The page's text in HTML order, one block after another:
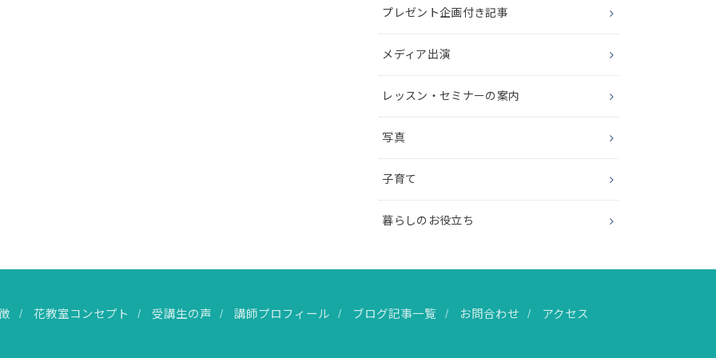
プレゼント企画付き記事
メディア出演
レッスン・セミナーの案内
写真
子育て
暮らしのお役立ち
花教室コンセプト 受講生の声 講師プロフィール ブログ記事一覧 お問合わせ アクセス